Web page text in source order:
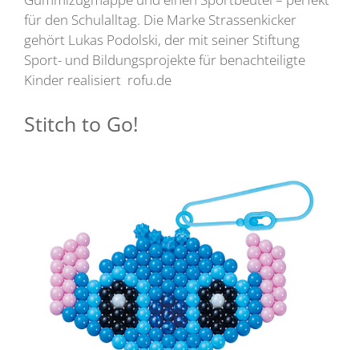
für den Schulalltag. Die Marke Strassenkicker
gehört Lukas Podolski, der mit seiner Stiftung
Sport- und Bildungsprojekte für benachteiligte
Kinder realisiert rofu.de
Stitch to Go!